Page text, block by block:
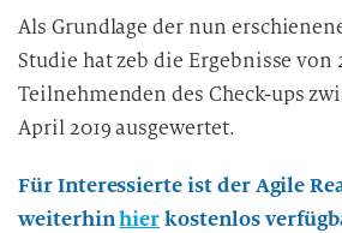
Als Grundlage der nun
Studie hat zeb die Ergebnisse von
Teilnehmenden des Check-ups
April 2019 ausgewertet.
Für Interessierte ist der Agile
weiterhinhierkostenlos